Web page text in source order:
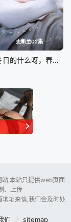
更新至02集
冬日的什么呀，春日的什么呢
,本站只提供web页面
、上传
址来信,我们会及时处
们 sitemap